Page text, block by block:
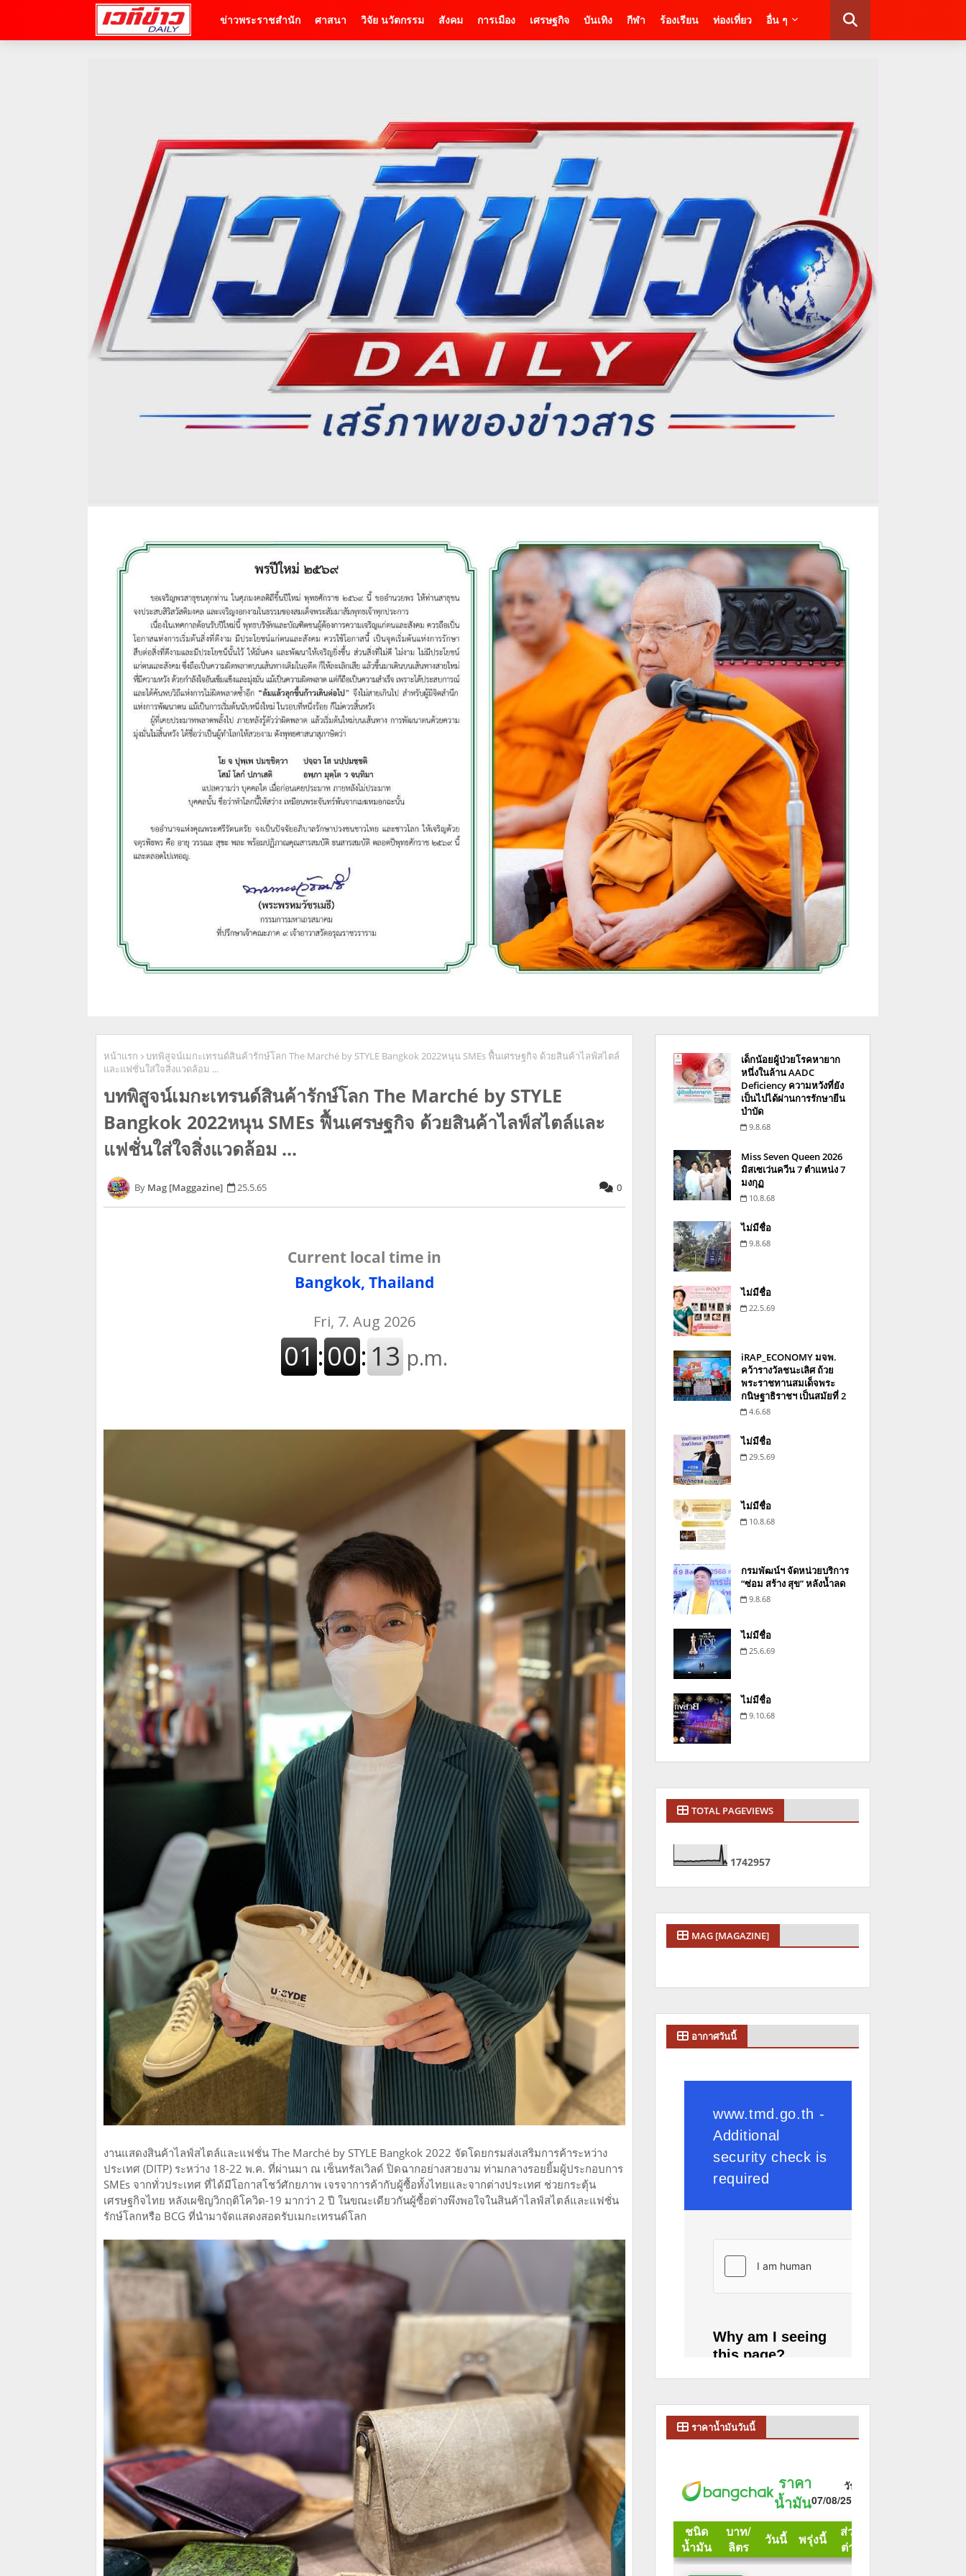
ข่าวพระราชสำนัก ศาสนา วิจัย นวัตกรรม สังคม การเมือง เศรษฐกิจ บันเทิง กีฬา ร้องเรียน ท่องเที่ยว อื่น ๆ
หน้าแรก
บทพิสูจน์เมกะเทรนด์สินค้ารักษ์โลก The Marché by STYLE Bangkok 2022หนุน SMEs ฟื้นเศรษฐกิจ ด้วยสินค้าไลฟ์สไตล์
และแฟชั่นใส่ใจสิ่งแวดล้อม ...
บทพิสูจน์เมกะเทรนด์สินค้ารักษ์โลก The Marché by STYLE
Bangkok 2022หนุน SMEs ฟื้นเศรษฐกิจ ด้วยสินค้าไลฟ์สไตล์และ
แฟชั่นใส่ใจสิ่งแวดล้อม ...
Mag [Maggazine] 25.5.65 0
Current local time in
Bangkok, Thailand
งานแสดงสินค้าไลฟ์สไตล์และแฟชั่น The Marché by STYLE Bangkok 2022 จัดโดยกรมส่งเสริมการค้าระหว่าง
ประเทศ (DITP) ระหว่าง 18-22 พ.ค. ที่ผ่านมา ณ เซ็นทรัลเวิลด์ ปิดฉากอย่างสวยงาม ท่ามกลางรอยยิ้มผู้ประกอบการ
SMEs จากทั่วประเทศ ที่ได้มีโอกาสโชว์ศักยภาพ เจรจาการค้ากับผู้ซื้อทั้งไทยและจากต่างประเทศ ช่วยกระตุ้น
เศรษฐกิจไทย หลังเผชิญวิกฤติโควิด-19 มากว่า 2 ปี ในขณะเดียวกันผู้ซื้อต่างพึงพอใจในสินค้าไลฟ์สไตล์และแฟชั่น
รักษ์โลกหรือ BCG ที่นำมาจัดแสดงสอดรับเมกะเทรนด์โลก
เด็กน้อยผู้ป่วยโรคหายาก
หนึ่งในล้าน AADC
Deficiency ความหวังที่ยัง
เป็นไปได้ผ่านการรักษายีน
บำบัด
9.8.68
Miss Seven Queen 2026
มิสเซเว่นควีน 7 ตำแหน่ง 7
มงกุฏ
10.8.68
ไม่มีชื่อ
9.8.68
ไม่มีชื่อ
22.5.69
iRAP_ECONOMY มจพ.
คว้ารางวัลชนะเลิศ ถ้วย
พระราชทานสมเด็จพระ
กนิษฐาธิราชฯ เป็นสมัยที่ 2
4.6.68
ไม่มีชื่อ
29.5.69
ไม่มีชื่อ
10.8.68
กรมพัฒน์ฯ จัดหน่วยบริการ
“ซ่อม สร้าง สุข” หลังน้ำลด
9.8.68
ไม่มีชื่อ
25.6.69
ไม่มีชื่อ
9.10.68
TOTAL PAGEVIEWS
1742957
MAG [MAGAZINE]
อากาศวันนี้
ราคาน้ำมันวันนี้